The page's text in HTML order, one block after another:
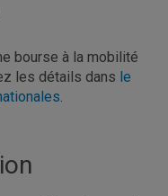
bourse à la mobilité
les détails dans le